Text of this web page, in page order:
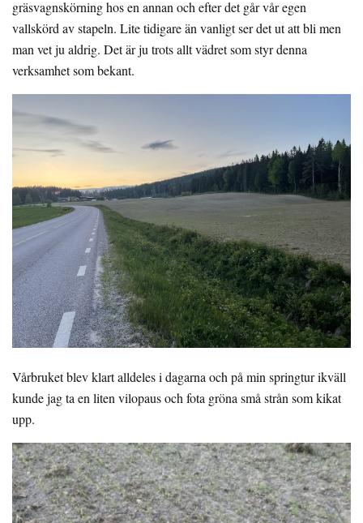
gräsvagnskörning hos en annan och efter det går vår egen
vallskörd av stapeln. Lite tidigare än vanligt ser det ut att bli men
man vet ju aldrig. Det är ju trots allt vädret som styr denna
verksamhet som bekant.
Vårbruket blev klart alldeles i dagarna och på min springtur ikväll
kunde jag ta en liten vilopaus och fota gröna små strån som kikat
upp.